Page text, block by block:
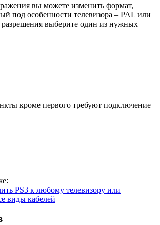
вы можете изменить формат,
под особенности телевизора – PAL или
выберите один из нужных
кроме первого требуют подключение
PS3 к любому телевизору или
виды кабелей